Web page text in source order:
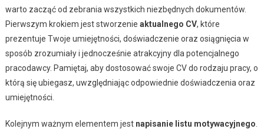
warto zacząć od zebrania wszystkich niezbędnych dokumentów.
Pierwszym krokiem jest stworzenie aktualnego CV, które
prezentuje Twoje umiejętności, doświadczenie oraz osiągnięcia w
sposób zrozumiały i jednocześnie atrakcyjny dla potencjalnego
pracodawcy. Pamiętaj, aby dostosować swoje CV do rodzaju pracy, o
którą się ubiegasz, uwzględniając odpowiednie doświadczenia oraz
umiejętności.
Kolejnym ważnym elementem jest napisanie listu motywacyjnego